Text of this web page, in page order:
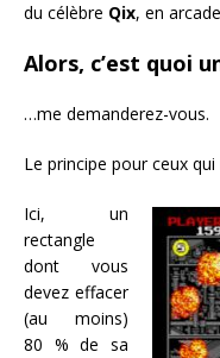
du célèbre Qix, en
Alors, c’est quoi
…me demanderez-vous.
Le principe pour ceux
Ici, un
rectangle
dont vous
devez effacer
(au moins)
80 % de sa